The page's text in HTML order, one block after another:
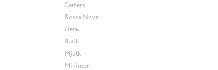
Сarters
Bossa Nova
Лель
Batik
Mjolk
Minimen